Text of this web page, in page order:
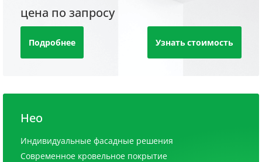
цена по запросу
Подробнее Узнать стоимость
Нео
Индивидуальные фасадные решения
Современное кровельное покрытие